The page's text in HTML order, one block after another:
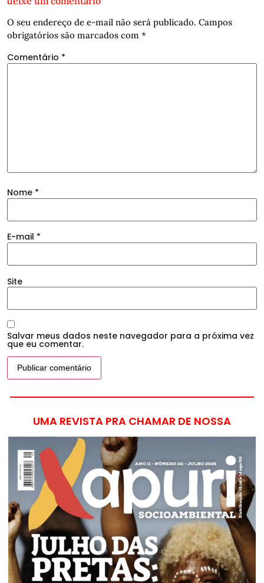
O seu endereço de e-mail não será publicado. Campos
obrigatórios são marcados com *
Comentário *
Nome *
E-mail *
Site
Salvar meus dados neste navegador para a próxima vez
que eu comentar.
UMA REVISTA PRA CHAMAR DE NOSSA